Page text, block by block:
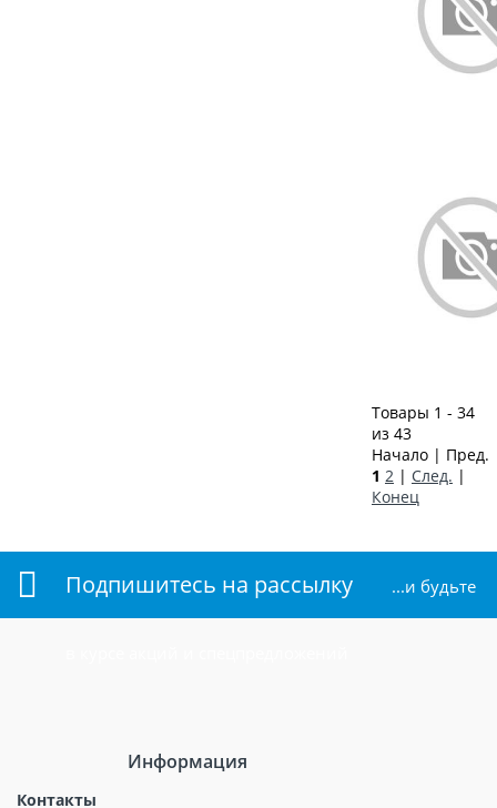
Товары 1 - 34
из 43
Начало | Пред.
1 2 | След. |
Конец
Подпишитесь на рассылку ...и будьте
Контакты
Информация